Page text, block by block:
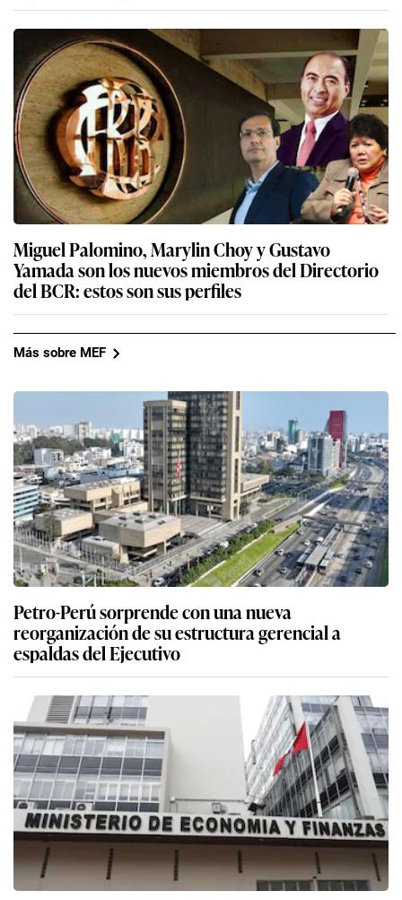
Miguel Palomino, Marylin Choy y Gustavo
Yamada son los nuevos miembros del Directorio
del BCR: estos son sus perfiles
Más sobre MEF
Petro-Perú sorprende con una nueva
reorganización de su estructura gerencial a
espaldas del Ejecutivo